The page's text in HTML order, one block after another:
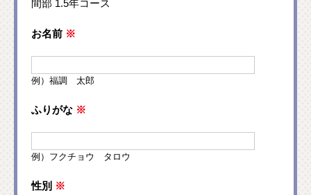
間部 1.5年コース
お名前 ※
例）福調 太郎
ふりがな ※
例）フクチョウ タロウ
性別 ※